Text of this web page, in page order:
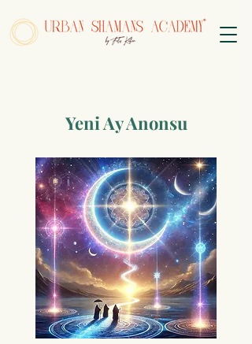
Yeni Ay Anonsu